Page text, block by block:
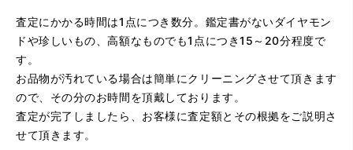
（大阪府大阪市）とてもプロな鑑定士さんがいて的確にア
査定にかかる時間は1点につき数分。鑑定書がないダイヤモン
ドや珍しいもの、高額なものでも1点につき15～20分程度で
す。
お品物が汚れている場合は簡単にクリーニングさせて頂きます
ので、その分のお時間を頂戴しております。
査定が完了しましたら、お客様に査定額とその根拠をご説明さ
せて頂きます。